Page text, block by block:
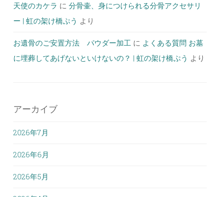
天使のカケラ に 分骨壷、身につけられる分骨アクセサリ
ー | 虹の架け橋ぷう より
お遺骨のご安置方法 パウダー加工 に よくある質問 お墓
に埋葬してあげないといけないの？ | 虹の架け橋ぷう より
アーカイブ
2026年7月
2026年6月
2026年5月